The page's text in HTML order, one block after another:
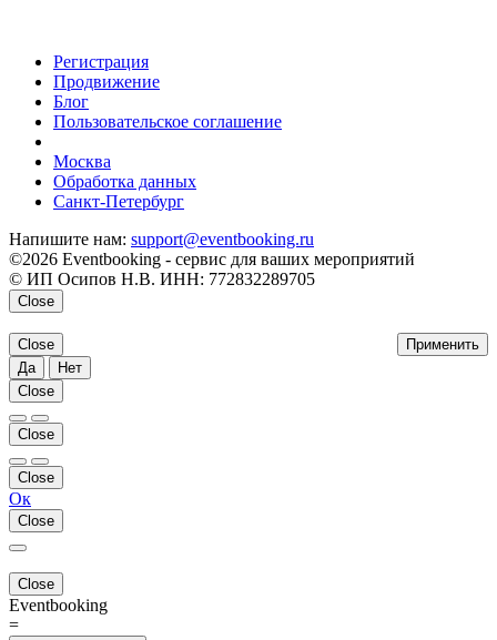
Регистрация
Продвижение
Блог
Пользовательское соглашение
Москва
Обработка данных
Санкт-Петербург
Напишите нам: support@eventbooking.ru
©2026 Eventbooking - сервис для ваших мероприятий
© ИП Осипов Н.В. ИНН: 772832289705
Close
Применить
Close
Да
Нет
Close
Close
Close
Ок
Close
Close
Eventbooking
=